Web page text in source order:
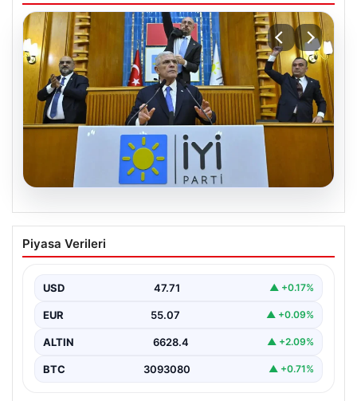
İYİ Parti’den ‘çerçeve yasa’ teklifi için
Anayasa Komisyonuna başvuru
Piyasa Verileri
USD 47.71 ▲ +0.17%
EUR 55.07 ▲ +0.09%
ALTIN 6628.4 ▲ +2.09%
BTC 3093080 ▲ +0.71%